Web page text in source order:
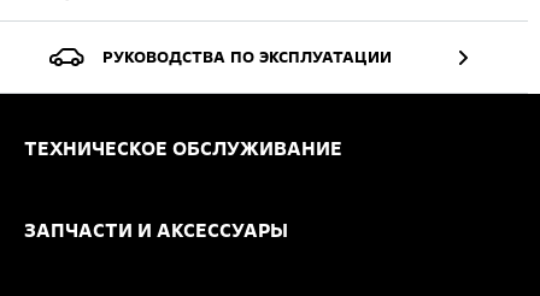
РУКОВОДСТВА ПО ЭКСПЛУАТАЦИИ
ТЕХНИЧЕСКОЕ ОБСЛУЖИВАНИЕ
ЗАПЧАСТИ И АКСЕССУАРЫ